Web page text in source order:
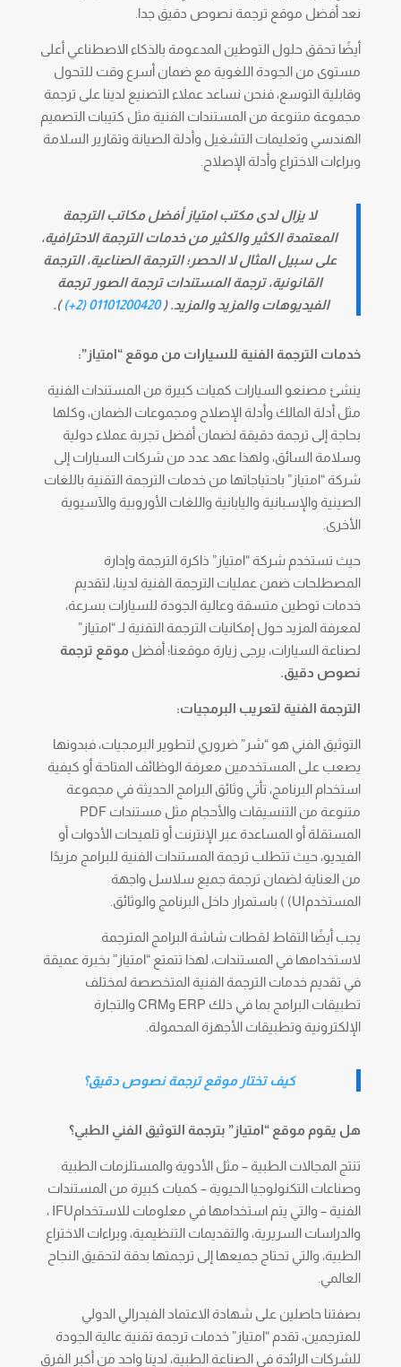
نعد أفضل موقع ترجمة نصوص دقيق جدا.
أيضًا تحقق حلول التوطين المدعومة بالذكاء الاصطناعي أعلى
مستوى من الجودة اللغوية مع ضمان أسرع وقت للتحول
وقابلية التوسع، فنحن نساعد عملاء التصنيع لدينا على ترجمة
مجموعة متنوعة من المستندات الفنية مثل كتيبات التصميم
الهندسي وتعليمات التشغيل وأدلة الصيانة وتقارير السلامة
وبراءات الاختراع وأدلة الإصلاح.
لا يزال لدى مكتب امتياز أفضل مكاتب الترجمة
المعتمدة الكثير والكثير من خدمات الترجمة الاحترافية،
على سبيل المثال لا الحصر؛ الترجمة الصناعية، الترجمة
القانونية، ترجمة المستندات ترجمة الصور ترجمة
الفيديوهات والمزيد والمزيد. (01101200420 (2+)
).
خدمات الترجمة الفنية للسيارات من موقع “امتياز”:
ينشئ مصنعو السيارات كميات كبيرة من المستندات الفنية
مثل أدلة المالك وأدلة الإصلاح ومجموعات الضمان، وكلها
بحاجة إلى ترجمة دقيقة لضمان أفضل تجربة عملاء دولية
وسلامة السائق، ولهذا عهد عدد من شركات السيارات إلى
شركة “امتياز” باحتياجاتها من خدمات الترجمة التقنية باللغات
الصينية والإسبانية واليابانية واللغات الأوروبية والآسيوية
الأخرى.
حيث تستخدم شركة “امتياز” ذاكرة الترجمة وإدارة
المصطلحات ضمن عمليات الترجمة الفنية لدينا، لتقديم
خدمات توطين متسقة وعالية الجودة للسيارات بسرعة،
لمعرفة المزيد حول إمكانيات الترجمة التقنية لـ “امتياز”
لصناعة السيارات، يرجى زيارة موقعنا؛ أفضل موقع ترجمة
نصوص دقيق.
الترجمة الفنية لتعريب البرمجيات:
التوثيق الفني هو “شر” ضروري لتطوير البرمجيات، فبدونها
يصعب على المستخدمين معرفة الوظائف المتاحة أو كيفية
استخدام البرنامج، تأتي وثائق البرامج الحديثة في مجموعة
متنوعة من التنسيقات والأحجام مثل مستندات PDF
المستقلة أو المساعدة عبر الإنترنت أو تلميحات الأدوات أو
الفيديو، حيث تتطلب ترجمة المستندات الفنية للبرامج مزيدًا
من العناية لضمان ترجمة جميع سلاسل واجهة
المستخدمUI) ) باستمرار داخل البرنامج والوثائق.
يجب أيضًا التقاط لقطات شاشة البرامج المترجمة
لاستخدامها في المستندات، لهذا تتمتع “امتياز” بخبرة عميقة
في تقديم خدمات الترجمة الفنية المتخصصة لمختلف
تطبيقات البرامج بما في ذلك ERP وCRM والتجارة
الإلكترونية وتطبيقات الأجهزة المحمولة.
كيف تختار موقع ترجمة نصوص دقيق؟
هل يقوم موقع “امتياز” بترجمة التوثيق الفني الطبي؟
تنتج المجالات الطبية – مثل الأدوية والمستلزمات الطبية
وصناعات التكنولوجيا الحيوية – كميات كبيرة من المستندات
الفنية – والتي يتم استخدامها في معلومات للاستخدامIFU ،
والدراسات السريرية، والتقديمات التنظيمية، وبراءات الاختراع
الطبية، والتي تحتاج جميعها إلى ترجمتها بدقة لتحقيق النجاح
العالمي.
بصفتنا حاصلين على شهادة الاعتماد الفيدرالي الدولي
للمترجمين، تقدم “امتياز” خدمات ترجمة تقنية عالية الجودة
للشركات الرائدة في الصناعة الطبية، لدينا واحد من أكبر الفرق